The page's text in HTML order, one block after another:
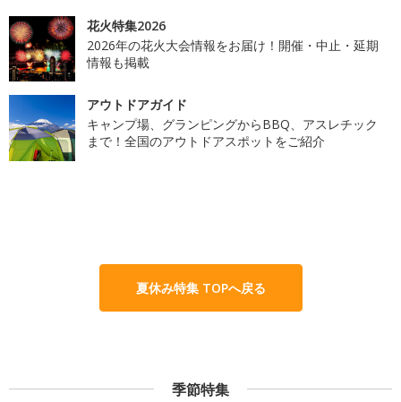
花火特集2026
2026年の花火大会情報をお届け！開催・中止・延期
情報も掲載
アウトドアガイド
キャンプ場、グランピングからBBQ、アスレチック
まで！全国のアウトドアスポットをご紹介
夏休み特集 TOPへ戻る
季節特集